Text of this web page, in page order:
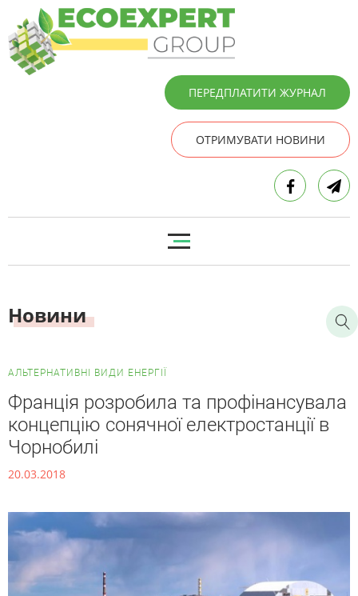
ПЕРЕДПЛАТИТИ ЖУРНАЛ
ОТРИМУВАТИ НОВИНИ
Новини
АЛЬТЕРНАТИВНІ ВИДИ ЕНЕРГІЇ
Франція розробила та профінансувала
концепцію сонячної електростанції в
Чорнобилі
20.03.2018